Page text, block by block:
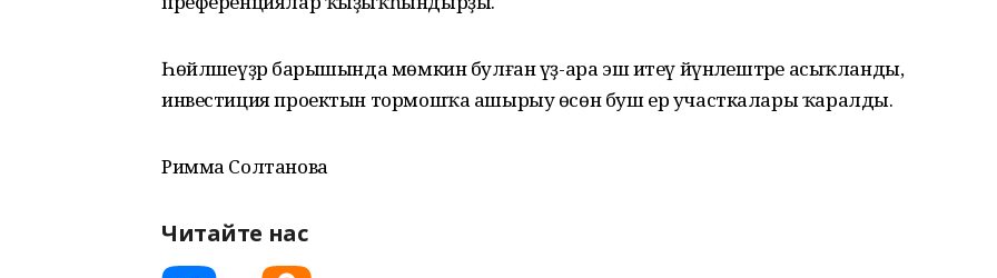
Һөйләшеүҙәр барышында мөмкин булған үҙ-ара эш итеү йүнәлештәре асыҡланды,
инвестиция проектын тормошҡа ашырыу өсөн буш ер участкалары ҡаралды.
Римма Солтанова
Читайте нас